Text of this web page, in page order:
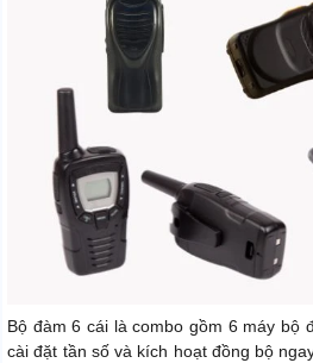
Bộ đàm 6 cái là combo gồm 6 máy bộ
cài đặt tần số và kích hoạt đồng bộ